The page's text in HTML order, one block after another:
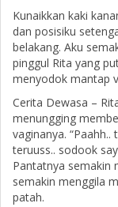
Kunaikkan kaki
dan posisiku
belakang. Aku
pinggul Rita yang
menyodok mantap
Cerita Dewasa –
menungging
vaginanya.
teruuss.. sodook
Pantatnya semakin
semakin menggila
patah.